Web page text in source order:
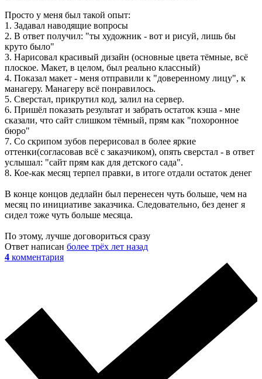
Просто у меня был такой опыт:
1. Задавал наводящие вопросы
2. В ответ получил: "ты художник - вот и рисуй, лишь бы
круто было"
3. Нарисовал красивый дизайн (основные цвета тёмные, всё
плоское. Макет, в целом, был реально классный)
4. Показал макет - меня отправили к "доверенному лицу", к
манагеру. Манагеру всё понравилось.
5. Сверстал, прикрутил код, залил на сервер.
6. Пришёл показать результат и забрать остаток кэша - мне
сказали, что сайт слишком тёмный, прям как "похоронное
бюро"
7. Со скрипом зубов перерисовал в более яркие
оттенки(согласовав всё с заказчиком), опять сверстал - в ответ
услышал: "сайт прям как для детского сада".
8. Кое-как месяц терпел правки, в итоге отдали остаток денег
В конце концов дедлайн был перенесен чуть больше, чем на
месяц по инициативе заказчика. Следовательно, без денег я
сидел тоже чуть больше месяца.
По этому, лучше договориться сразу
Ответ написан более трёх лет назад
4 комментария